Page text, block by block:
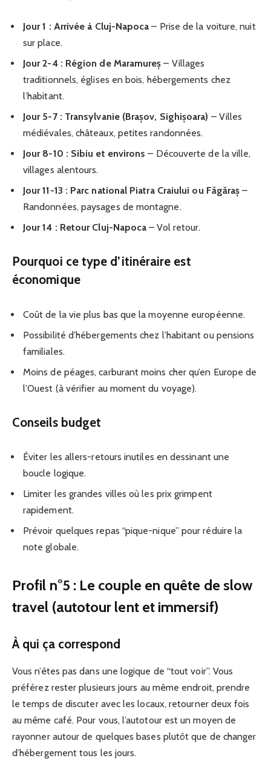
Jour 1 : Arrivée à Cluj-Napoca – Prise de la voiture, nuit
sur place.
Jour 2-4 : Région de Maramureș – Villages
traditionnels, églises en bois, hébergements chez
l’habitant.
Jour 5-7 : Transylvanie (Brașov, Sighișoara) – Villes
médiévales, châteaux, petites randonnées.
Jour 8-10 : Sibiu et environs – Découverte de la ville,
villages alentours.
Jour 11-13 : Parc national Piatra Craiului ou Făgăraș –
Randonnées, paysages de montagne.
Jour 14 : Retour Cluj-Napoca – Vol retour.
Pourquoi ce type d’itinéraire est
économique
Coût de la vie plus bas que la moyenne européenne.
Possibilité d’hébergements chez l’habitant ou pensions
familiales.
Moins de péages, carburant moins cher qu’en Europe de
l’Ouest (à vérifier au moment du voyage).
Conseils budget
Éviter les allers-retours inutiles en dessinant une
boucle logique.
Limiter les grandes villes où les prix grimpent
rapidement.
Prévoir quelques repas “pique-nique” pour réduire la
note globale.
Profil n°5 : Le couple en quête de slow
travel (autotour lent et immersif)
À qui ça correspond
Vous n’êtes pas dans une logique de “tout voir”. Vous
préférez rester plusieurs jours au même endroit, prendre
le temps de discuter avec les locaux, retourner deux fois
au même café. Pour vous, l’autotour est un moyen de
rayonner autour de quelques bases plutôt que de changer
d’hébergement tous les jours.